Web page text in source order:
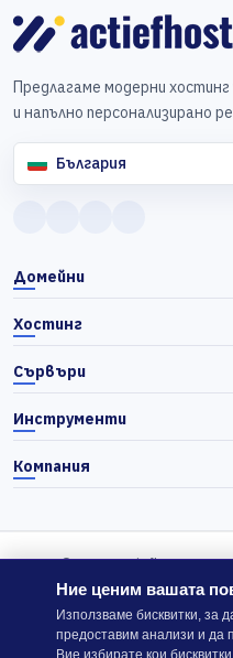
Предлагаме модерни
и напълно персонализирано
България
Домейни
Хостинг
Сървъри
Инструменти
Компания
© 2026 Actiefhost.
законодателство цените в
изчислява отделно при
Ние ценим вашата
Използваме бисквитки,
предоставим анализи и да
Вие избирате кои